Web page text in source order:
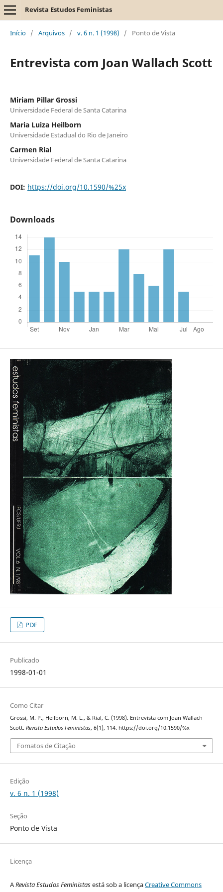
Revista Estudos Feministas
Início / Arquivos / v. 6 n. 1 (1998) / Ponto de Vista
Entrevista com Joan Wallach Scott
Miriam Pillar Grossi
Universidade Federal de Santa Catarina
Maria Luiza Heilborn
Universidade Estadual do Rio de Janeiro
Carmen Rial
Universidade Federal de Santa Catarina
DOI: https://doi.org/10.1590/%25x
Downloads
PDF
Publicado
1998-01-01
Como Citar
Grossi, M. P., Heilborn, M. L., & Rial, C. (1998). Entrevista com Joan Wallach
Scott. Revista Estudos Feministas, 6(1), 114. https://doi.org/10.1590/%x
Fomatos de Citação
Edição
v. 6 n. 1 (1998)
Seção
Ponto de Vista
Licença
ARevista Estudos Feministasestá sob a licençaCreative Commons